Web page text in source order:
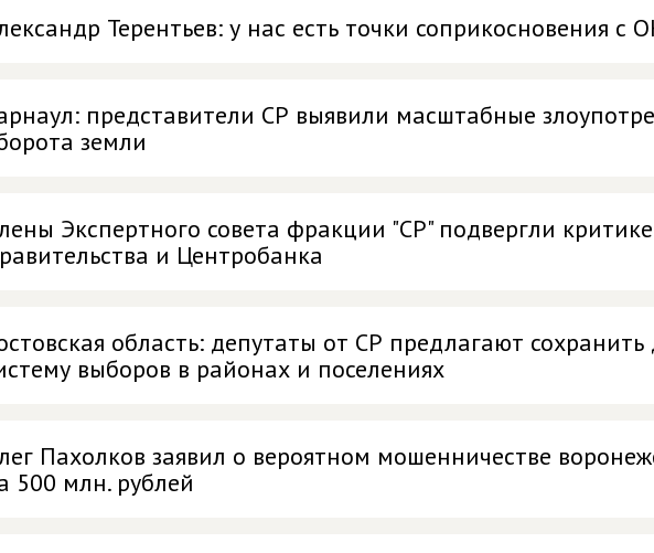
Терентьев: у нас есть точки соприкосновения с
представители СР выявили масштабные
земли
Экспертного совета фракции "СР" подвергли
и Центробанка
область: депутаты от СР предлагают
выборов в районах и поселениях
Пахолков заявил о вероятном мошенничестве
500 млн. рублей